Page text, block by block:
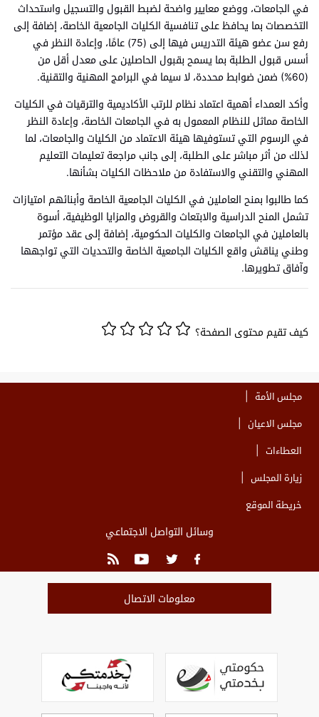
في الجامعات، ووضع معايير واضحة لضبط القبول والتسجيل واستحداث
التخصصات بما يحافظ على تنافسية الكليات الجامعية الخاصة، إضافة إلى
رفع سن عضو هيئة التدريس فيها إلى (75) عامًا، وإعادة النظر في
أسس قبول الطلبة بما يسمح بقبول الحاصلين على معدل أقل من
(60%) ضمن ضوابط محددة، لا سيما في البرامج المهنية والتقنية.
وأكد العمداء أهمية اعتماد نظام للرتب الأكاديمية والترقيات في الكليات
الخاصة مماثل للنظام المعمول به في الجامعات الخاصة، وإعادة النظر
في الرسوم التي تستوفيها هيئة الاعتماد من الكليات والجامعات، لما
لذلك من أثر مباشر على الطلبة، إلى جانب مراجعة تعليمات التعليم
المهني والتقني والاستفادة من ملاحظات الكليات بشأنها.
كما طالبوا بمنح العاملين في الكليات الجامعية الخاصة وأبنائهم امتيازات
تشمل المنح الدراسية والابتعاث والقروض والمزايا الوظيفية، أسوة
بالعاملين في الجامعات والكليات الحكومية، إضافة إلى عقد مؤتمر
وطني يناقش واقع الكليات الجامعية الخاصة والتحديات التي تواجهها
وآفاق تطويرها.
كيف تقيم محتوى الصفحة؟
مجلس الأمة
مجلس الاعيان
العطاءات
زيارة المجلس
خريطة الموقع
وسائل التواصل الاجتماعي
معلومات الاتصال